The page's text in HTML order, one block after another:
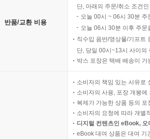
반품/교환 비용
단, 아래의 주문/취소 조건
오늘 00시 ~ 06시 30분
오늘 06시 30분 이후 주
직수입 음반/영상물/기프트
단, 당일 00시~13시 사이의
박스 포장은 택배 배송이
소비자의 책임 있는 사유로
소비자의 사용, 포장 개봉
복제가 가능한 상품 등의
소비자의 요청에 따라 개별
디지털 컨텐츠인 eBook,
eBook 대여 상품은 대여 기